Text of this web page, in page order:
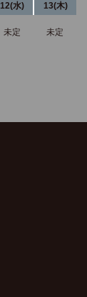
12(水) 13(木)
未定 未定